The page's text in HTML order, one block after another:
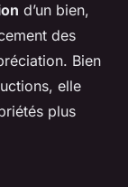
d’un bien,
des
Bien
elle
plus